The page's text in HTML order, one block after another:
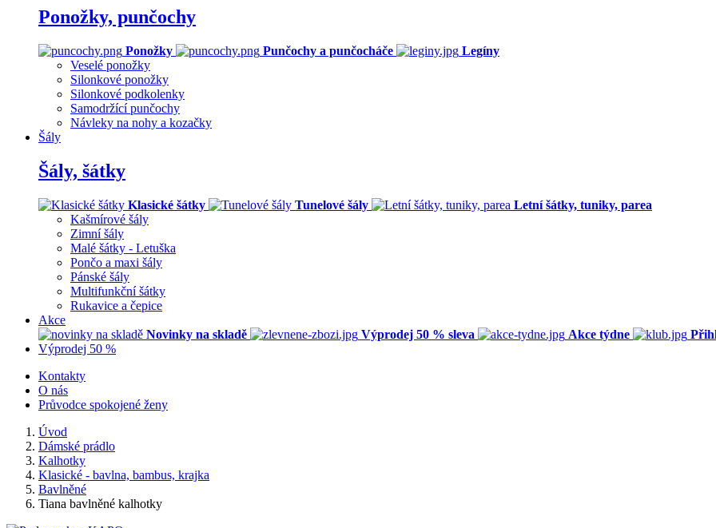
Ponožky, punčochy
Ponožky Punčochy a punčocháče
Legíny
Veselé ponožky
Silonkové ponožky
Silonkové podkolenky
Samodržící punčochy
Návleky na nohy a kozačky
Šály
Šály, šátky
Klasické šátky Tunelové šály
Letní šátky, tuniky, parea
Kašmírové šály
Zimní šály
Malé šátky - Letuška
Pončo a maxi šály
Pánské šály
Multifunkční šátky
Rukavice a čepice
Akce
Novinky na skladě
Výprodej 50 % sleva Akce týdne
Výprodej 50 %
Kontakty
O nás
Průvodce spokojené ženy
Úvod
Dámské prádlo
Kalhotky
Klasické - bavlna, bambus, krajka
Bavlněné
Tiana bavlněné kalhotky